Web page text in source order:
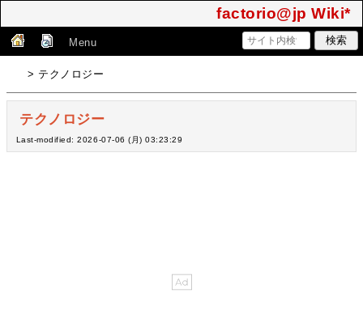
factorio@jp Wiki*
Menu
> テクノロジー
テクノロジー
Last-modified: 2026-07-06 (月) 03:23:29